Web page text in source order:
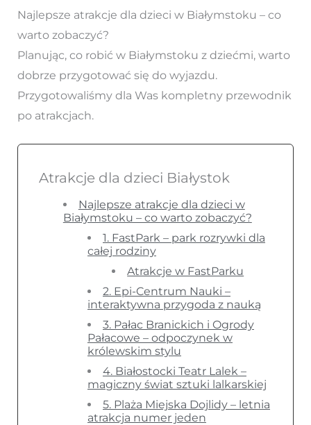
Najlepsze atrakcje dla dzieci w Białymstoku – co
warto zobaczyć?
Planując, co robić w Białymstoku z dziećmi, warto
dobrze przygotować się do wyjazdu.
Przygotowaliśmy dla Was kompletny przewodnik
po atrakcjach.
Atrakcje dla dzieci Białystok
Najlepsze atrakcje dla dzieci w
Białymstoku – co warto zobaczyć?
1. FastPark – park rozrywki dla
całej rodziny
Atrakcje w FastParku
2. Epi-Centrum Nauki –
interaktywna przygoda z nauką
3. Pałac Branickich i Ogrody
Pałacowe – odpoczynek w
królewskim stylu
4. Białostocki Teatr Lalek –
magiczny świat sztuki lalkarskiej
5. Plaża Miejska Dojlidy – letnia
atrakcja numer jeden